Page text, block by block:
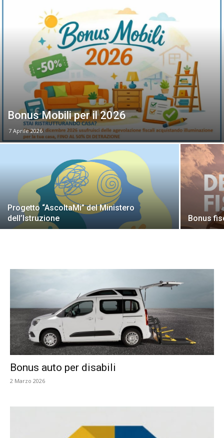
Bonus Mobili per il 2026
7 Aprile 2026
Progetto “AscoltaMi” del Ministero
dell’Istruzione
Bonus
Bonus auto per disabili
2 Marzo 2026